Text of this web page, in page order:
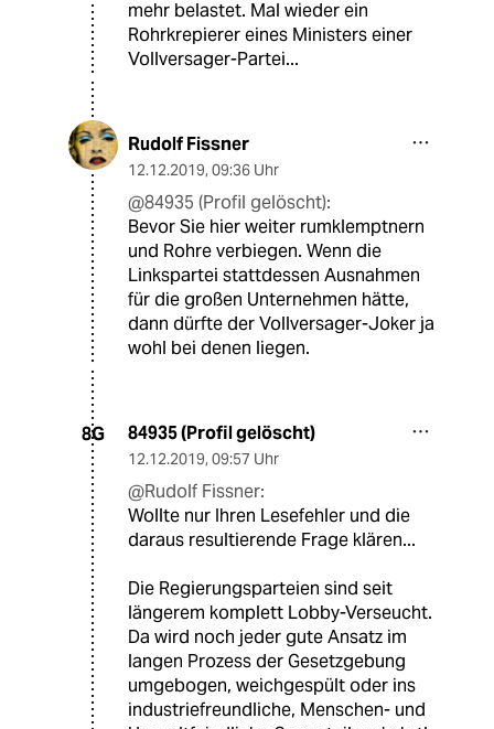
mehr belastet. Mal wieder ein
Rohrkrepierer eines Ministers einer
Vollversager-Partei...
Rudolf Fissner
12.12.2019, 09:36 Uhr
@84935 (Profil gelöscht):
Bevor Sie hier weiter rumklemptnern
und Rohre verbiegen. Wenn die
Linkspartei stattdessen Ausnahmen
für die großen Unternehmen hätte,
dann dürfte der Vollversager-Joker ja
wohl bei denen liegen.
8G 84935 (Profil gelöscht)
12.12.2019, 09:57 Uhr
@Rudolf Fissner:
Wollte nur Ihren Lesefehler und die
daraus resultierende Frage klären...
Die Regierungsparteien sind seit
längerem komplett Lobby-Verseucht.
Da wird noch jeder gute Ansatz im
langen Prozess der Gesetzgebung
umgebogen, weichgespült oder ins
industriefreundliche, Menschen- und